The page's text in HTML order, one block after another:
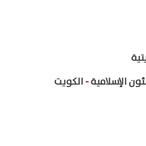
الإسلامية- الكويت